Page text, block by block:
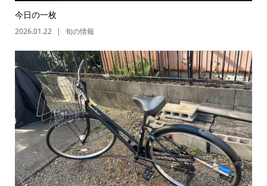
今日の一枚
2026.01.22 旬の情報